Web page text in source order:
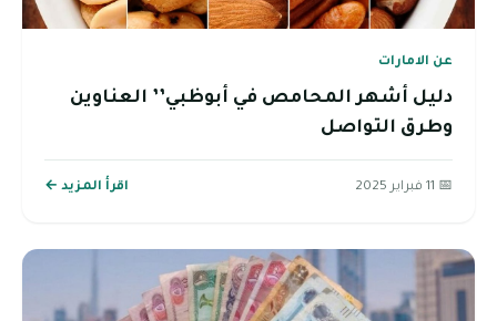
عن الامارات
دليل أشهر المحامص في أبوظبي’’ العناوين
وطرق التواصل
📅 11 فبراير 2025 اقرأ المزيد ←